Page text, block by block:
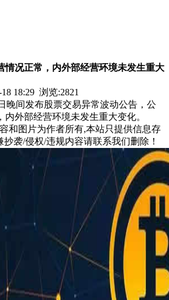
情况正常，内外部经营环境未发生重大
18:29 浏览:2821
晚间发布股票交易异常波动公告，公
外部经营环境未发生重大变化。
和图片为作者所有,本站只提供信息存
袭/侵权/违规内容请联系我们删除！